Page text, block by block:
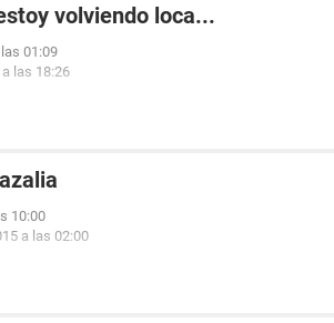
volviendo loca...
01:09
las 18:26
10:00
a las 02:00